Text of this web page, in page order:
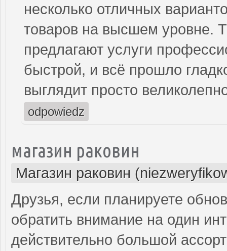
несколько отличных
товаров на высшем уровне.
предлагают услуги
быстрой, и всё прошло
выглядит просто
odpowiedz
магазин раковин
Магазин раковин
Друзья, если планируете
обратить внимание на один
действительно большой